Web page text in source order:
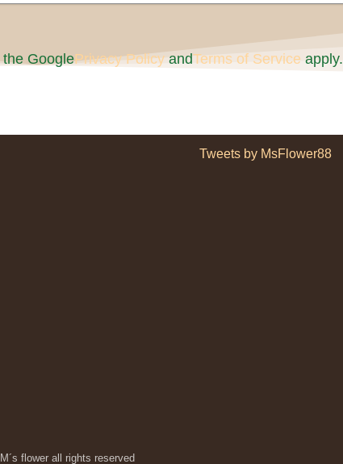
GooglePrivacy Policy andTerms of Service apply.
Tweets by MsFlower88
flower all rights reserved